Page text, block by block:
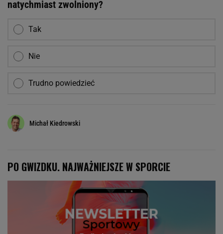
natychmiast zwolniony?
Tak
Nie
Trudno powiedzieć
Michał Kiedrowski